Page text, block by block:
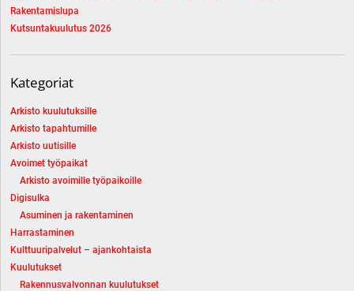
Rakentamislupa
Kutsuntakuulutus 2026
Kategoriat
Arkisto kuulutuksille
Arkisto tapahtumille
Arkisto uutisille
Avoimet työpaikat
Arkisto avoimille työpaikoille
Digisulka
Asuminen ja rakentaminen
Harrastaminen
Kulttuuripalvelut – ajankohtaista
Kuulutukset
Rakennusvalvonnan kuulutukset